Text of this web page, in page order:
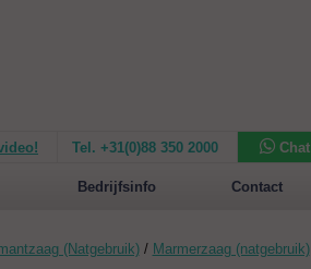
Tel. +31(0)88 350 2000
nu op merken! Nieuw in het assortiment:
Bedrijfsinfo Contact
(Natgebruik)/ Marmerzaag (natgebruik)